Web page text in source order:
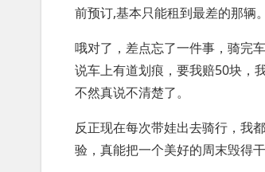
前预订,基本只能租到最差的那辆。
哦对了，差点忘了一件事，骑完
说车上有道划痕，要我赔50块，
不然真说不清楚了。
反正现在每次带娃出去骑行，我
验，真能把一个美好的周末毁得